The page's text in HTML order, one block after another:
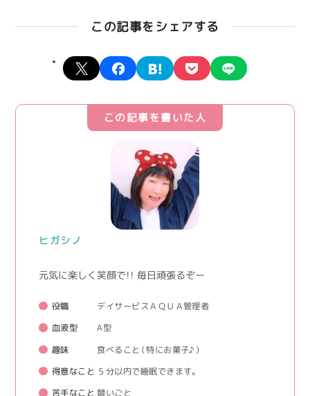
この記事をシェアする
X facebookhatena pocket
この記事を書いた人
ヒガシノ
元気に楽しく笑顔で！！ 毎日頑張るぞー
役職 デイサービスＡＱＵＡ管理者
血液型 A型
趣味 食べること（特にお菓子♪）
得意なこと ５分以内で睡眠できます。
苦手なこと 競いごと